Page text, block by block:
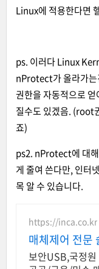
Linux에 적용한다면
ps. 이러다 Linux
nProtect가 올라가
권한을 자동적으로
질수도 있겠음. (root
죠)
ps2. nProtect에 대해
게 줄여 쓴다만, 인터
목 알 수 있습니다.
https://inca.co.kr
매체제어 전문
보안USB,국정